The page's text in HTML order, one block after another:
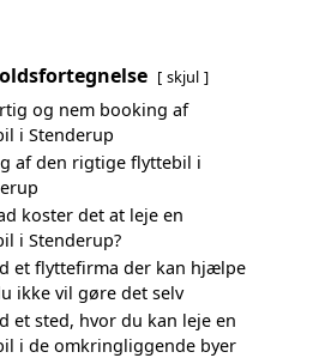
skjul
og nem booking af
i Stenderup
af den rigtige flyttebil i
koster det at leje en
i Stenderup?
et flyttefirma der kan hjælpe
ikke vil gøre det selv
et sted, hvor du kan leje en
i de omkringliggende byer